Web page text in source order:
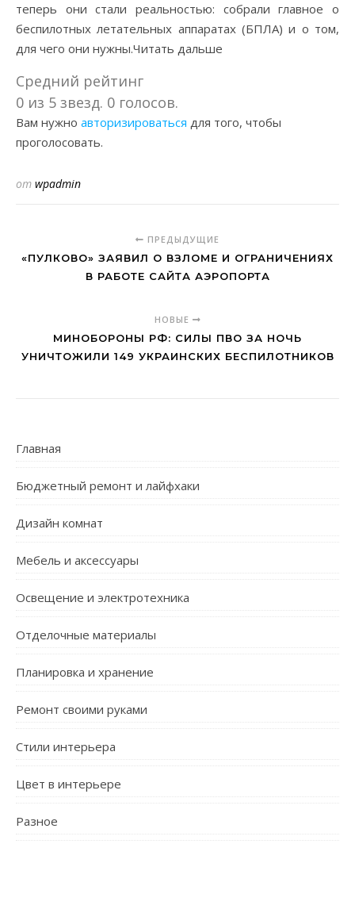
теперь они стали реальностью: собрали главное о
беспилотных летательных аппаратах (БПЛА) и о том,
для чего они нужны.Читать дальше
Средний рейтинг
0 из 5 звезд. 0 голосов.
Вам нужно авторизироваться для того, чтобы
проголосовать.
от wpadmin
ПРЕДЫДУЩИЕ
«ПУЛКОВО» ЗАЯВИЛ О ВЗЛОМЕ И ОГРАНИЧЕНИЯХ
В РАБОТЕ САЙТА АЭРОПОРТА
НОВЫЕ
МИНОБОРОНЫ РФ: СИЛЫ ПВО ЗА НОЧЬ
УНИЧТОЖИЛИ 149 УКРАИНСКИХ БЕСПИЛОТНИКОВ
Главная
Бюджетный ремонт и лайфхаки
Дизайн комнат
Мебель и аксессуары
Освещение и электротехника
Отделочные материалы
Планировка и хранение
Ремонт своими руками
Стили интерьера
Цвет в интерьере
Разное